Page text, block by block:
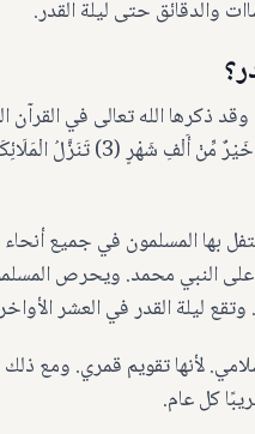
والدقائق حتى ليلة القدر.
ذكرها الله تعالى في القرآن
فِي لَيْلَةِ الْقَدْرِ (1) وَمَا أَدْرَاكَ مَا
بها المسلمون في جميع
النبي محمد. ويحرص
وتقع ليلة القدر في العشر
لأنها تقويم قمري. ومع
كل عام.